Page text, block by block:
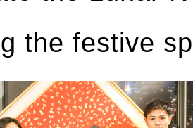
the festive